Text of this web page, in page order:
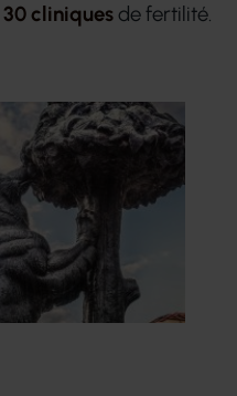
30 cliniques de fertilité.